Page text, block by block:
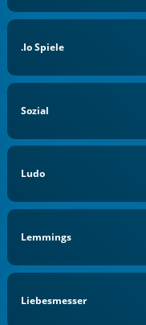
.io Spiele
Sozial
Ludo
Lemmings
Liebesmesser